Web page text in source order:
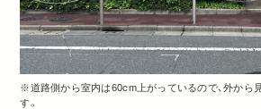
※道路側から室内は60cm上がっているので、外から
す。